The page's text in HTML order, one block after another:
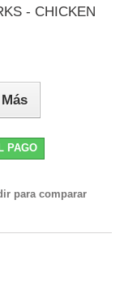
- CHICKEN
Más
PAGO
para comparar